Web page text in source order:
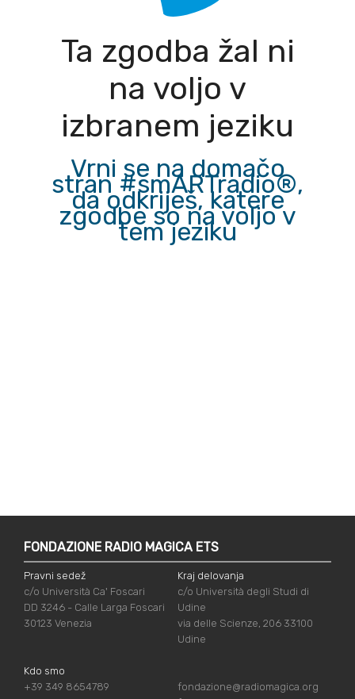
Ta zgodba žal ni
na voljo v
izbranem jeziku
Vrni se na domačo
stran #smARTradio®,
da odkriješ, katere
zgodbe so na voljo v
tem jeziku
FONDAZIONE RADIO MAGICA ETS
Pravni sedež
c/o Università Ca' Foscari
DD 3246 - Calle Larga Foscari
30123 Venezia
Kraj delovanja
c/o Università degli Studi di
Udine
via delle Scienze, 206 33100
Udine
Kdo smo
+39 349 8654789
fondazione@radiomagica.org